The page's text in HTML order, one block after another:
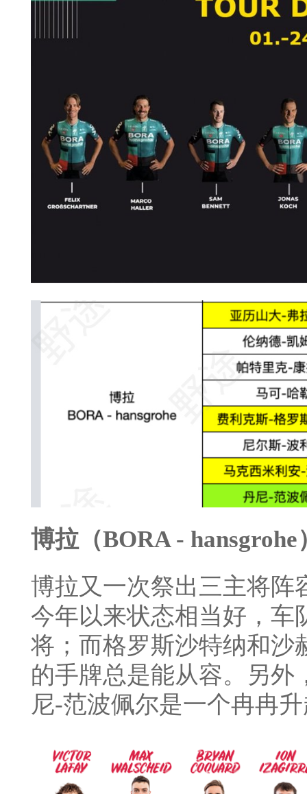
博拉（BORA - hansgrohe
博拉又一次祭出三主将阵
今年以来状态相当好，车
将；而格罗斯沙特纳和沙
的手牌总是能从容。另外
尼-范波佩尔是一个冉冉